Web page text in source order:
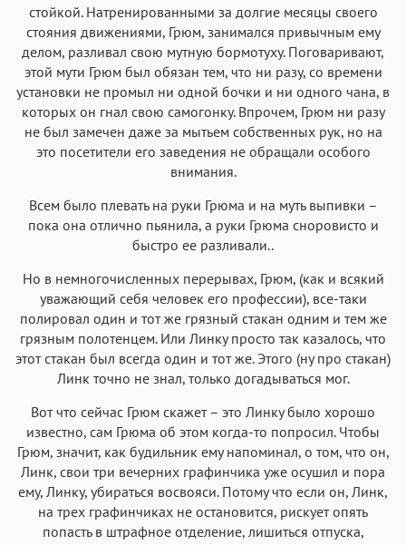
стойкой. Натренированными за долгие месяцы своего
стояния движениями, Грюм, занимался привычным ему
делом, разливал свою мутную бормотуху. Поговаривают,
этой мути Грюм был обязан тем, что ни разу, со времени
установки не промыл ни одной бочки и ни одного чана, в
которых он гнал свою самогонку. Впрочем, Грюм ни разу
не был замечен даже за мытьем собственных рук, но на
это посетители его заведения не обращали особого
внимания.
Всем было плевать на руки Грюма и на муть выпивки –
пока она отлично пьянила, а руки Грюма сноровисто и
быстро ее разливали..
Но в немногочисленных перерывах, Грюм, (как и всякий
уважающий себя человек его профессии), все-таки
полировал один и тот же грязный стакан одним и тем же
грязным полотенцем. Или Линку просто так казалось, что
этот стакан был всегда один и тот же. Этого (ну про стакан)
Линк точно не знал, только догадываться мог.
Вот что сейчас Грюм скажет – это Линку было хорошо
известно, сам Грюма об этом когда-то попросил. Чтобы
Грюм, значит, как будильник ему напоминал, о том, что он,
Линк, свои три вечерних графинчика уже осушил и пора
ему, Линку, убираться восвояси. Потому что если он, Линк,
на трех графинчиках не остановится, рискует опять
попасть в штрафное отделение, лишиться отпуска,